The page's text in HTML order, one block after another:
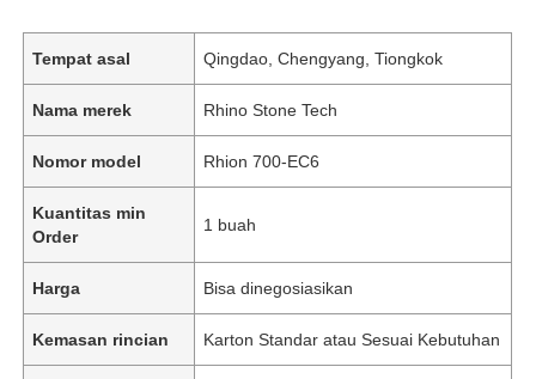
Tempat asal Qingdao, Chengyang, Tiongkok
Nama merek Rhino Stone Tech
Nomor model Rhion 700-EC6
Kuantitas min
Order
1 buah
Harga Bisa dinegosiasikan
Kemasan rincian Karton Standar atau Sesuai Kebutuhan